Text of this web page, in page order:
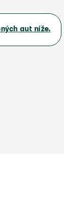
aut níže.